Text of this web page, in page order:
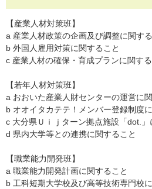
【産業人材対策班】
a 産業人材政策の企画及び調整に関す
b 外国人雇用対策に関すること
c 産業人材の確保・育成プランに関す
【若年人材対策班】
a おおいた産業人財センターの運営に
b オオイタカテテ！メンバー登録制度
c 大分県Ｕｉｊターン拠点施設「dot.」
d 県内大学等との連携に関すること
【職業能力開発班】
a 職業能力開発計画に関すること
b 工科短期大学校及び高等技術専門校